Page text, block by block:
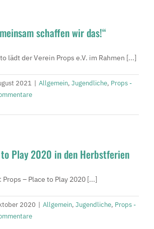
schaffen wir das!“
lädt der Verein Props e.V. im Rahmen [...]
2021 | Allgemein, Jugendliche, Props -
Play 2020 in den Herbstferien
– Place to Play 2020 [...]
2020 | Allgemein, Jugendliche, Props -